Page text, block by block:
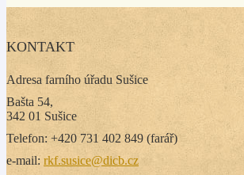
KONTAKT
Adresa farního úřadu Sušice
Bašta 54,
342 01 Sušice
Telefon: +420 731 402 849 (farář)
e-mail: rkf.susice@dicb.cz